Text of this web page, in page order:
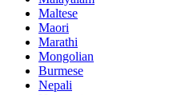
Maltese
Maori
Marathi
Mongolian
Burmese
Nepali